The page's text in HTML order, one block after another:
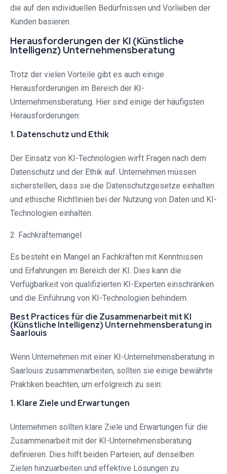
die auf den individuellen Bedürfnissen und Vorlieben der
Kunden basieren.
Herausforderungen der KI (Künstliche
Intelligenz) Unternehmensberatung
Trotz der vielen Vorteile gibt es auch einige
Herausforderungen im Bereich der KI-
Unternehmensberatung. Hier sind einige der häufigsten
Herausforderungen:
1. Datenschutz und Ethik
Der Einsatz von KI-Technologien wirft Fragen nach dem
Datenschutz und der Ethik auf. Unternehmen müssen
sicherstellen, dass sie die Datenschutzgesetze einhalten
und ethische Richtlinien bei der Nutzung von Daten und KI-
Technologien einhalten.
2. Fachkräftemangel
Es besteht ein Mangel an Fachkräften mit Kenntnissen
und Erfahrungen im Bereich der KI. Dies kann die
Verfügbarkeit von qualifizierten KI-Experten einschränken
und die Einführung von KI-Technologien behindern.
Best Practices für die Zusammenarbeit mit KI
(Künstliche Intelligenz) Unternehmensberatung in
Saarlouis
Wenn Unternehmen mit einer KI-Unternehmensberatung in
Saarlouis zusammenarbeiten, sollten sie einige bewährte
Praktiken beachten, um erfolgreich zu sein:
1. Klare Ziele und Erwartungen
Unternehmen sollten klare Ziele und Erwartungen für die
Zusammenarbeit mit der KI-Unternehmensberatung
definieren. Dies hilft beiden Parteien, auf denselben
Zielen hinzuarbeiten und effektive Lösungen zu